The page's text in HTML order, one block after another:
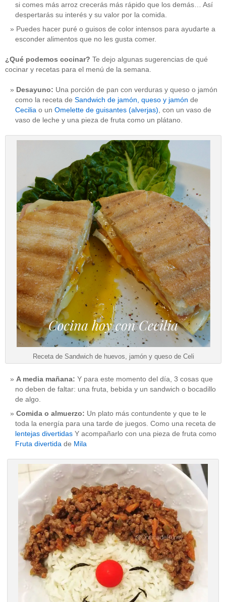
si comes más arroz crecerás más rápido que los demás… Así
despertarás su interés y su valor por la comida.
Puedes hacer puré o guisos de color intensos para ayudarte a
esconder alimentos que no les gusta comer.
¿Qué podemos cocinar? Te dejo algunas sugerencias de qué
cocinar y recetas para el menú de la semana.
Desayuno: Una porción de pan con verduras y queso o jamón
como la receta de Sandwich de jamón, queso y jamón de
Cecilia o un Omelette de guisantes (alverjas), con un vaso de
vaso de leche y una pieza de fruta como un plátano.
Receta de Sandwich de huevos, jamón y queso de Celi
A media mañana: Y para este momento del día, 3 cosas que
no deben de faltar: una fruta, bebida y un sandwich o bocadillo
de algo.
Comida o almuerzo: Un plato más contundente y que te le
toda la energía para una tarde de juegos. Como una receta de
lentejas divertidas Y acompañarlo con una pieza de fruta como
Fruta divertida de Mila